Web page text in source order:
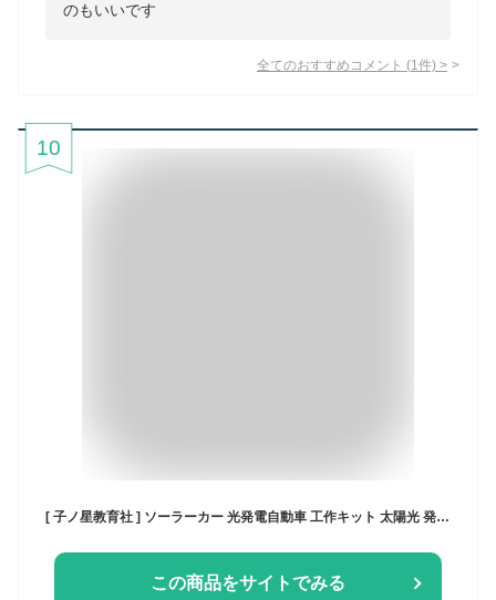
のもいいです
全てのおすすめコメント (1 件) >
10
[ 子ノ星教育社 ] ソーラーカー 光発電自動車 工作キット 太陽光 発電 モーターカー 科学 理科 実験 組み立てキット 電気工作 自由研究 自由研究 夏休み
この商品をサイトでみる